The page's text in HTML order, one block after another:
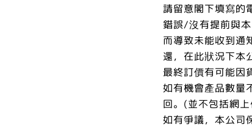
請留意閣下填寫的
錯誤/沒有提前與
而導致未能收到通
還，在此狀況下本
最終訂價有可能因
如有機會產品數量
回。(並不包括網
如有爭議，本公司